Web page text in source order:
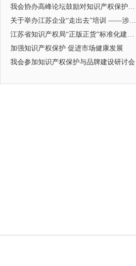
我会协办高峰论坛鼓励对知识产权保护及应用
关于举办江苏企业“走出去”培训 ——涉外企业合规管理与知识产权应对的通知
江苏省知识产权局“正版正货”标准化建设座谈会在我会召开
加强知识产权保护 促进市场健康发展
我会参加知识产权保护与品牌建设研讨会